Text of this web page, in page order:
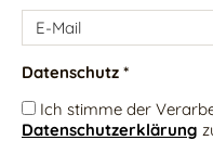
Datenschutz *
Ich stimme der
Datenschutzerklärung